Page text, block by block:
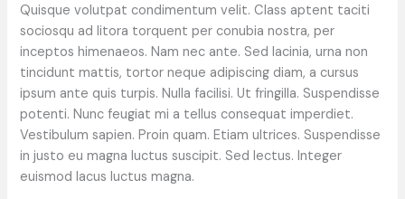
Quisque volutpat condimentum velit. Class aptent taciti
sociosqu ad litora torquent per conubia nostra, per
inceptos himenaeos. Nam nec ante. Sed lacinia, urna non
tincidunt mattis, tortor neque adipiscing diam, a cursus
ipsum ante quis turpis. Nulla facilisi. Ut fringilla. Suspendisse
potenti. Nunc feugiat mi a tellus consequat imperdiet.
Vestibulum sapien. Proin quam. Etiam ultrices. Suspendisse
in justo eu magna luctus suscipit. Sed lectus. Integer
euismod lacus luctus magna.